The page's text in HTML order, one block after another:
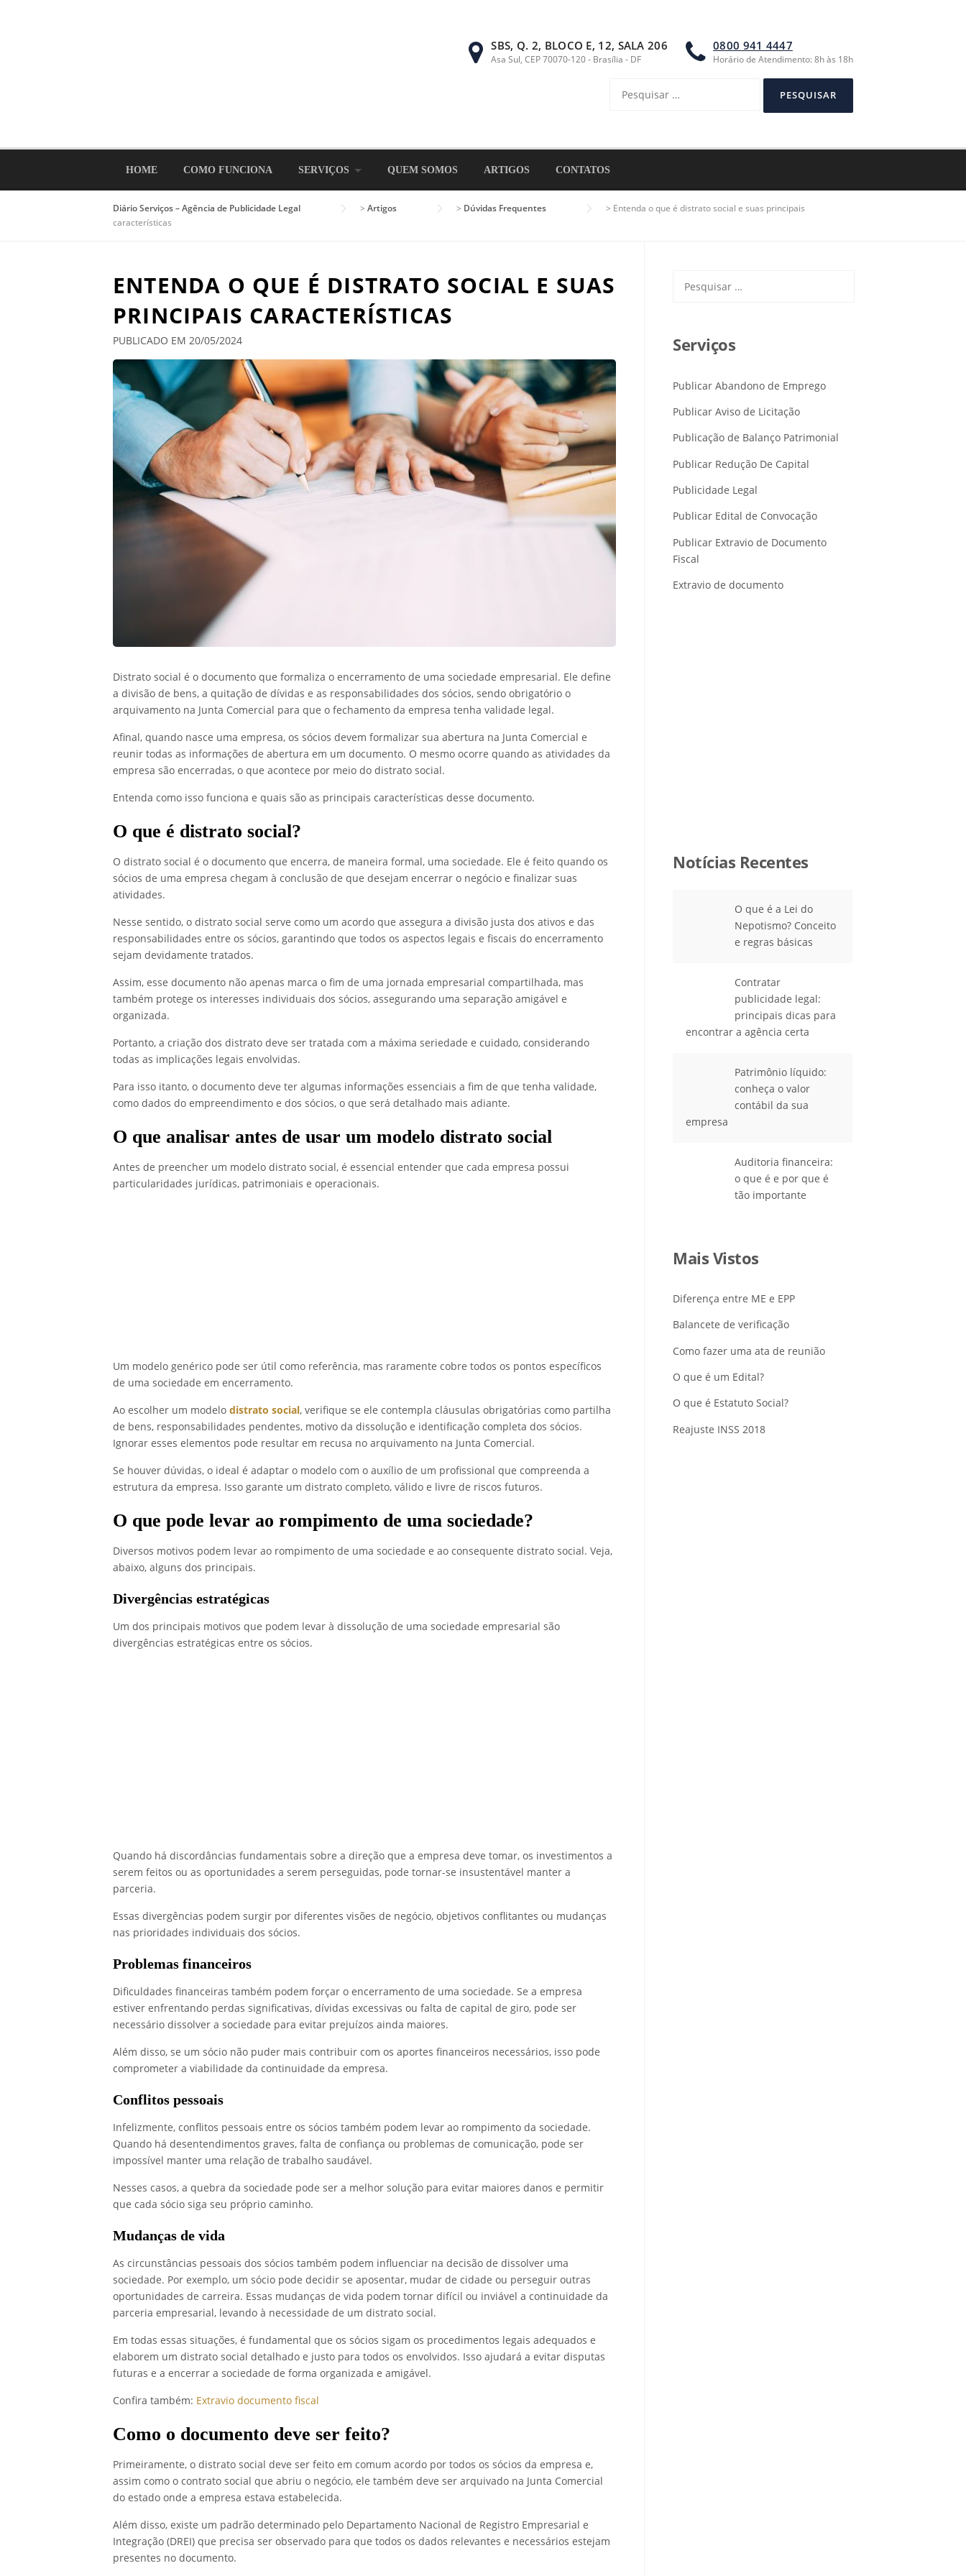
SBS, Q. 2, BLOCO E, 12, SALA 206
Asa Sul, CEP 70070-120 - Brasília - DF
0800 941 4447
Horário de Atendimento: 8h às 18h
por:
HOME COMO FUNCIONA SERVIÇOS QUEM SOMOS ARTIGOS CONTATOS
Diário Serviços – Agência de Publicidade Legal > Artigos > Dúvidas Frequentes > Entenda o que é distrato social e suas principais
características
ENTENDA O QUE É DISTRATO SOCIAL E SUAS
PRINCIPAIS CARACTERÍSTICAS
PUBLICADO EM 20/05/2024
Distrato social é o documento que formaliza o encerramento de uma sociedade empresarial. Ele define
a divisão de bens, a quitação de dívidas e as responsabilidades dos sócios, sendo obrigatório o
arquivamento na Junta Comercial para que o fechamento da empresa tenha validade legal.
Afinal, quando nasce uma empresa, os sócios devem formalizar sua abertura na Junta Comercial e
reunir todas as informações de abertura em um documento. O mesmo ocorre quando as atividades da
empresa são encerradas, o que acontece por meio do distrato social.
Entenda como isso funciona e quais são as principais características desse documento.
O que é distrato social?
O distrato social é o documento que encerra, de maneira formal, uma sociedade. Ele é feito quando os
sócios de uma empresa chegam à conclusão de que desejam encerrar o negócio e finalizar suas
atividades.
Nesse sentido, o distrato social serve como um acordo que assegura a divisão justa dos ativos e das
responsabilidades entre os sócios, garantindo que todos os aspectos legais e fiscais do encerramento
sejam devidamente tratados.
Assim, esse documento não apenas marca o fim de uma jornada empresarial compartilhada, mas
também protege os interesses individuais dos sócios, assegurando uma separação amigável e
organizada.
Portanto, a criação dos distrato deve ser tratada com a máxima seriedade e cuidado, considerando
todas as implicações legais envolvidas.
Para isso itanto, o documento deve ter algumas informações essenciais a fim de que tenha validade,
como dados do empreendimento e dos sócios, o que será detalhado mais adiante.
O que analisar antes de usar um modelo distrato social
Antes de preencher um modelo distrato social, é essencial entender que cada empresa possui
particularidades jurídicas, patrimoniais e operacionais.
Um modelo genérico pode ser útil como referência, mas raramente cobre todos os pontos específicos
de uma sociedade em encerramento.
Ao escolher um modelo distrato social, verifique se ele contempla cláusulas obrigatórias como partilha
de bens, responsabilidades pendentes, motivo da dissolução e identificação completa dos sócios.
Ignorar esses elementos pode resultar em recusa no arquivamento na Junta Comercial.
Se houver dúvidas, o ideal é adaptar o modelo com o auxílio de um profissional que compreenda a
estrutura da empresa. Isso garante um distrato completo, válido e livre de riscos futuros.
O que pode levar ao rompimento de uma sociedade?
Diversos motivos podem levar ao rompimento de uma sociedade e ao consequente distrato social. Veja,
abaixo, alguns dos principais.
Divergências estratégicas
Um dos principais motivos que podem levar à dissolução de uma sociedade empresarial são
divergências estratégicas entre os sócios.
Quando há discordâncias fundamentais sobre a direção que a empresa deve tomar, os investimentos a
serem feitos ou as oportunidades a serem perseguidas, pode tornar-se insustentável manter a
parceria.
Essas divergências podem surgir por diferentes visões de negócio, objetivos conflitantes ou mudanças
nas prioridades individuais dos sócios.
Problemas financeiros
Dificuldades financeiras também podem forçar o encerramento de uma sociedade. Se a empresa
estiver enfrentando perdas significativas, dívidas excessivas ou falta de capital de giro, pode ser
necessário dissolver a sociedade para evitar prejuízos ainda maiores.
Além disso, se um sócio não puder mais contribuir com os aportes financeiros necessários, isso pode
comprometer a viabilidade da continuidade da empresa.
Conflitos pessoais
Infelizmente, conflitos pessoais entre os sócios também podem levar ao rompimento da sociedade.
Quando há desentendimentos graves, falta de confiança ou problemas de comunicação, pode ser
impossível manter uma relação de trabalho saudável.
Nesses casos, a quebra da sociedade pode ser a melhor solução para evitar maiores danos e permitir
que cada sócio siga seu próprio caminho.
Mudanças de vida
As circunstâncias pessoais dos sócios também podem influenciar na decisão de dissolver uma
sociedade. Por exemplo, um sócio pode decidir se aposentar, mudar de cidade ou perseguir outras
oportunidades de carreira. Essas mudanças de vida podem tornar difícil ou inviável a continuidade da
parceria empresarial, levando à necessidade de um distrato social.
Em todas essas situações, é fundamental que os sócios sigam os procedimentos legais adequados e
elaborem um distrato social detalhado e justo para todos os envolvidos. Isso ajudará a evitar disputas
futuras e a encerrar a sociedade de forma organizada e amigável.
Confira também: Extravio documento fiscal
Como o documento deve ser feito?
Primeiramente, o distrato social deve ser feito em comum acordo por todos os sócios da empresa e,
assim como o contrato social que abriu o negócio, ele também deve ser arquivado na Junta Comercial
do estado onde a empresa estava estabelecida.
Além disso, existe um padrão determinado pelo Departamento Nacional de Registro Empresarial e
Integração (DREI) que precisa ser observado para que todos os dados relevantes e necessários estejam
presentes no documento.
por:
Serviços
Publicar Abandono de Emprego
Publicar Aviso de Licitação
Publicação de Balanço Patrimonial
Publicar Redução De Capital
Publicidade Legal
Publicar Edital de Convocação
Publicar Extravio de Documento
Fiscal
Extravio de documento
Notícias Recentes
O que é a Lei do
Nepotismo? Conceito
e regras básicas
Contratar
publicidade legal:
principais dicas para
encontrar a agência certa
Patrimônio líquido:
conheça o valor
contábil da sua
empresa
Auditoria financeira:
o que é e por que é
tão importante
Mais Vistos
Diferença entre ME e EPP
Balancete de verificação
Como fazer uma ata de reunião
O que é um Edital?
O que é Estatuto Social?
Reajuste INSS 2018